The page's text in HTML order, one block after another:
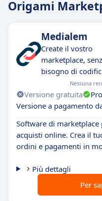
Origami
Medialem
Create il vostro
marketplace,
bisogno di
Nessuna
Versione gratuita
Versione a pagamento
Software di
acquisti online. Crea il
ordini e pagamenti in
Più dettagli
Per